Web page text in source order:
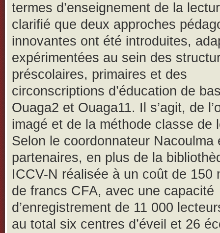
termes d’enseignement de la
clarifié que deux approches
innovantes ont été introduites,
expérimentées au sein des
préscolaires, primaires et des
circonscriptions d’éducation de
Ouaga2 et Ouaga11. Il s’agit, de
imagé et de la méthode classe de
Selon le coordonnateur Nacoulma
partenaires, en plus de la
ICCV-N réalisée à un coût de 150
de francs CFA, avec une capacité
d’enregistrement de 11 000
au total six centres d’éveil et 26